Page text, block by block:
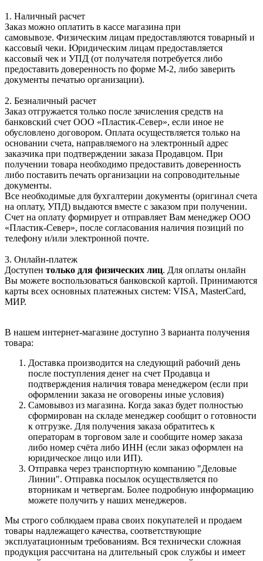
1. Наличный расчет
Заказ можно оплатить в кассе магазина при
самовывозе. Физическим лицам предоставляются товарный и
кассовый чеки. Юридическим лицам предоставляется
кассовый чек и УПД (от получателя потребуется либо
предоставить доверенность по форме М-2, либо заверить
документы печатью организации).
2. Безналичный расчет
Заказ отгружается только после зачисления средств на
банковский счет ООО «Пластик-Север», если иное не
обусловлено договором. Оплата осуществляется только на
основании счета, направляемого на электронный адрес
заказчика при подтверждении заказа Продавцом. При
получении товара необходимо предоставить доверенность
либо поставить печать организации на сопроводительные
документы.
Все необходимые для бухгалтерии документы (оригинал счета
на оплату, УПД) выдаются вместе с заказом при получении.
Счет на оплату формирует и отправляет Вам менеджер ООО
«Пластик-Север», после согласования наличия позиций по
телефону и/или электронной почте.
3. Онлайн-платеж
Доступен только для физических лиц. Для оплаты онлайн
Вы можете воспользоваться банковской картой. Принимаются
карты всех основных платежных систем: VISA, MasterCard,
МИР.
В нашем интернет-магазине доступно 3 варианта получения
товара:
Доставка производится на следующий рабочий день
после поступления денег на счет Продавца и
подтверждения наличия товара менеджером (если при
оформлении заказа не оговорены иные условия)
Самовывоз из магазина. Когда заказ будет полностью
сформирован на складе менеджер сообщит о готовности
к отгрузке. Для получения заказа обратитесь к
операторам в торговом зале и сообщите номер заказа
либо номер счёта либо ИНН (если заказ оформлен на
юридическое лицо или ИП).
Отправка через транспортную компанию "Деловые
Линии". Отправка посылок осуществляется по
вторникам и четвергам. Более подробную информацию
можете получить у наших менеджеров.
Мы строго соблюдаем права своих покупателей и продаем
товары надлежащего качества, соответствующие
эксплуатационным требованиям. Вся технически сложная
продукция рассчитана на длительный срок службы и имеет